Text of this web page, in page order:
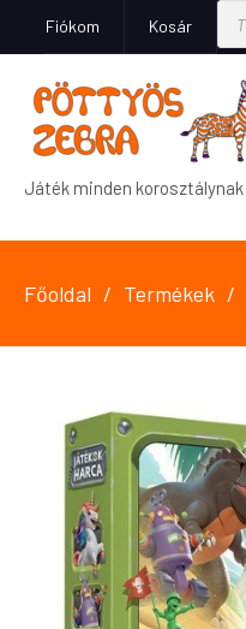
Fiókom Kosár
Játék minden korosztálynak
Főoldal Termékek